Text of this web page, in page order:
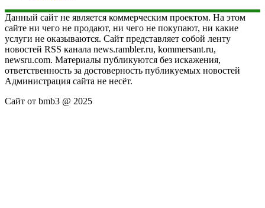
Данный сайт не является коммерческим проектом. На этом
сайте ни чего не продают, ни чего не покупают, ни какие
услуги не оказываются. Сайт представляет собой ленту
новостей RSS канала news.rambler.ru, kommersant.ru,
newsru.com. Материалы публикуются без искажения,
ответственность за достоверность публикуемых новостей
Администрация сайта не несёт.
Сайт от bmb3 @ 2025